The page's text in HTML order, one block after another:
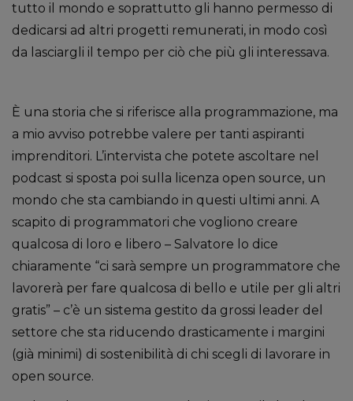
tutto il mondo e soprattutto gli hanno permesso di
dedicarsi ad altri progetti remunerati, in modo così
da lasciargli il tempo per ciò che più gli interessava.
È una storia che si riferisce alla programmazione, ma
a mio avviso potrebbe valere per tanti aspiranti
imprenditori. L’intervista che potete ascoltare nel
podcast si sposta poi sulla licenza open source, un
mondo che sta cambiando in questi ultimi anni. A
scapito di programmatori che vogliono creare
qualcosa di loro e libero – Salvatore lo dice
chiaramente “ci sarà sempre un programmatore che
lavorerà per fare qualcosa di bello e utile per gli altri
gratis” – c’è un sistema gestito da grossi leader del
settore che sta riducendo drasticamente i margini
(già minimi) di sostenibilità di chi scegli di lavorare in
open source.